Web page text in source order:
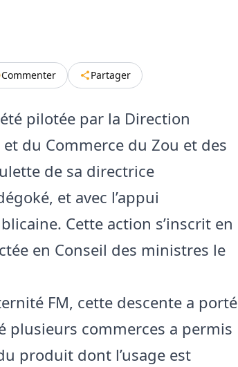
Commenter Partager
pilotée par la Direction
du Commerce du Zou et des
de sa directrice
et avec l’appui
Cette action s’inscrit en
en Conseil des ministres le
FM, cette descente a porté
plusieurs commerces a permis
produit dont l’usage est